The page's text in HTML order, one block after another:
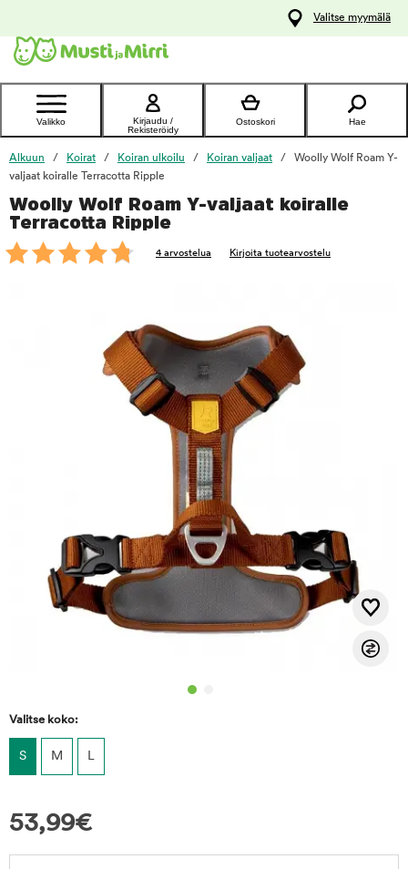
Ota yhteyttä
asiakaspalveluun
Valitse myymälä
Valikko
Kirjaudu /
Rekisteröidy
Ostoskori Hae
Alkuun Koirat Koiran ulkoilu Koiran valjaat
Woolly Wolf Roam Y-
valjaat koiralle Terracotta Ripple
Woolly Wolf Roam Y-valjaat koiralle
Terracotta Ripple
4 arvostelua Kirjoita tuotearvostelu
Valitse koko:
S M L
53,99€
foo